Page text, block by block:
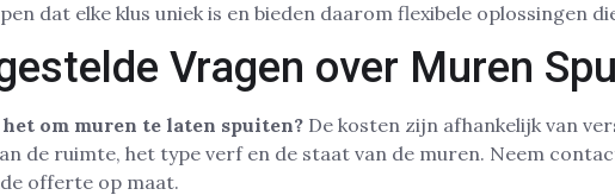
dat elke klus uniek is en bieden daarom flexibele oplossingen
Vragen over Muren
om muren te laten spuiten? De kosten zijn afhankelijk van
de ruimte, het type verf en de staat van de muren. Neem
offerte op maat.